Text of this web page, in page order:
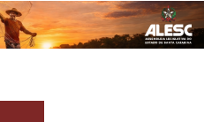
Blog